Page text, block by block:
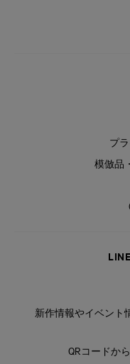
プ
模倣品
新作情報やイベント
QRコードか